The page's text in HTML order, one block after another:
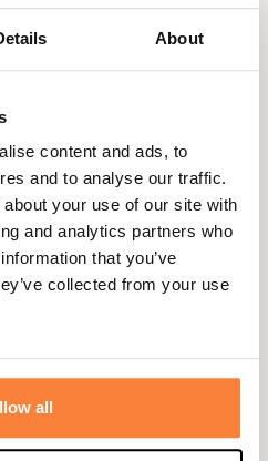
About
content and ads, to
and to analyse our traffic.
your use of our site with
and analytics partners who
that you’ve
collected from your use
all
de votre paire de Michael,
: Champgrand met à
produits d'entretien comme